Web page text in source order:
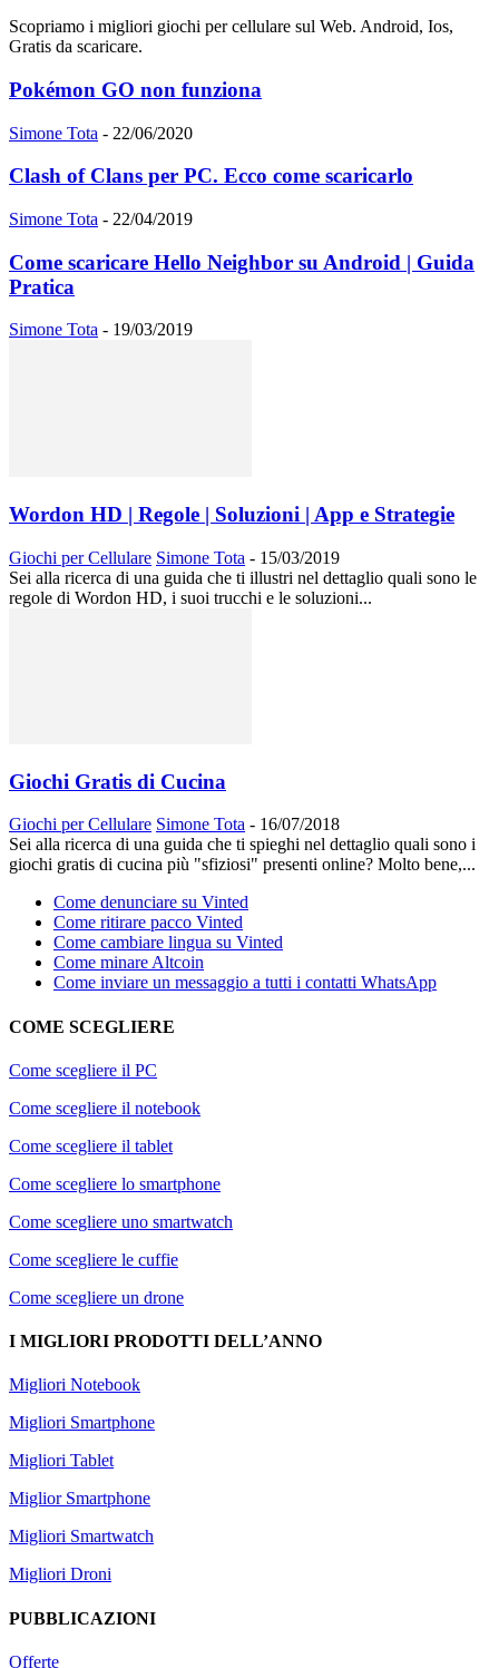
Scopriamo i migliori giochi per cellulare sul Web. Android, Ios,
Gratis da scaricare.
Pokémon GO non funziona
Simone Tota - 22/06/2020
Clash of Clans per PC. Ecco come scaricarlo
Simone Tota - 22/04/2019
Come scaricare Hello Neighbor su Android | Guida
Pratica
Simone Tota - 19/03/2019
Wordon HD | Regole | Soluzioni | App e Strategie
Giochi per Cellulare Simone Tota - 15/03/2019
Sei alla ricerca di una guida che ti illustri nel dettaglio quali sono le
regole di Wordon HD, i suoi trucchi e le soluzioni...
Giochi Gratis di Cucina
Giochi per Cellulare Simone Tota - 16/07/2018
Sei alla ricerca di una guida che ti spieghi nel dettaglio quali sono i
giochi gratis di cucina più "sfiziosi" presenti online? Molto bene,...
Come denunciare su Vinted
Come ritirare pacco Vinted
Come cambiare lingua su Vinted
Come minare Altcoin
Come inviare un messaggio a tutti i contatti WhatsApp
COME SCEGLIERE
Come scegliere il PC
Come scegliere il notebook
Come scegliere il tablet
Come scegliere lo smartphone
Come scegliere uno smartwatch
Come scegliere le cuffie
Come scegliere un drone
I MIGLIORI PRODOTTI DELL’ANNO
Migliori Notebook
Migliori Smartphone
Migliori Tablet
Miglior Smartphone
Migliori Smartwatch
Migliori Droni
PUBBLICAZIONI
Offerte